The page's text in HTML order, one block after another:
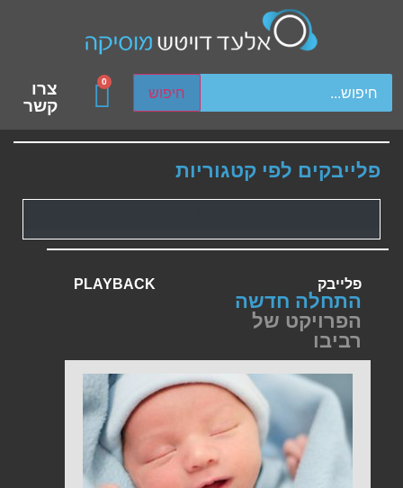
חיפוש
device users, explore by touch or with swipe gestures.
0
צרו
קשר
פלייבקים לפי קטגוריות
פלייבק
התחלה חדשה
הפרויקט של
רביבו
PLAYBACK